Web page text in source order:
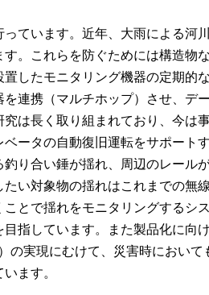
ています。近年、大雨による河
。これらを防ぐためには構造物
したモニタリング機器の定期的
連携（マルチホップ）させ、デ
は長く取り組まれており、今は
ータの自動復旧運転をサポート
り合い錘が揺れ、周辺のレール
い対象物の揺れはこれまでの無
とで揺れをモニタリングするシ
指しています。また製品化に向
実現にむけて、災害時におい
ます。